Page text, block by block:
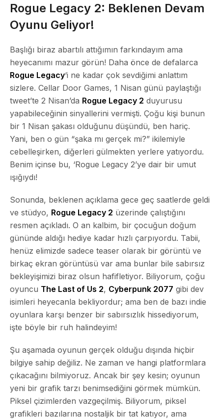
Rogue Legacy 2: Beklenen Devam
Oyunu Geliyor!
Başlığı biraz abartılı attığımın farkındayım ama
heyecanımı mazur görün! Daha önce de defalarca
Rogue Legacy‘i ne kadar çok sevdiğimi anlattım
sizlere. Cellar Door Games, 1 Nisan günü paylaştığı
tweet’te 2 Nisan’da Rogue Legacy 2 duyurusu
yapabileceğinin sinyallerini vermişti. Çoğu kişi bunun
bir 1 Nisan şakası olduğunu düşündü, ben hariç.
Yani, ben o gün “şaka mı gerçek mi?” ikilemiyle
cebelleşirken, diğerleri gülmekten yerlere yatıyordu.
Benim içinse bu, ‘Rogue Legacy 2’ye dair bir umut
ışığıydı!
Sonunda, beklenen açıklama gece geç saatlerde geldi
ve stüdyo, Rogue Legacy 2 üzerinde çalıştığını
resmen açıkladı. O an kalbim, bir çocuğun doğum
gününde aldığı hediye kadar hızlı çarpıyordu. Tabii,
henüz elimizde sadece teaser olarak bir görüntü ve
birkaç ekran görüntüsü var ama bunlar bile sabırsız
bekleyişimizi biraz olsun hafifletiyor. Biliyorum, çoğu
oyuncu The Last of Us 2, Cyberpunk 2077 gibi dev
isimleri heyecanla bekliyordur; ama ben de bazı indie
oyunlara karşı benzer bir sabırsızlık hissediyorum,
işte böyle bir ruh halindeyim!
Şu aşamada oyunun gerçek olduğu dışında hiçbir
bilgiye sahip değiliz. Ne zaman ve hangi platformlara
çıkacağını bilmiyoruz. Ancak bir şey kesin; oyunun
yeni bir grafik tarzı benimsediğini görmek mümkün.
Piksel çizimlerden vazgeçilmiş. Biliyorum, piksel
grafikleri bazılarına nostaljik bir tat katıyor, ama